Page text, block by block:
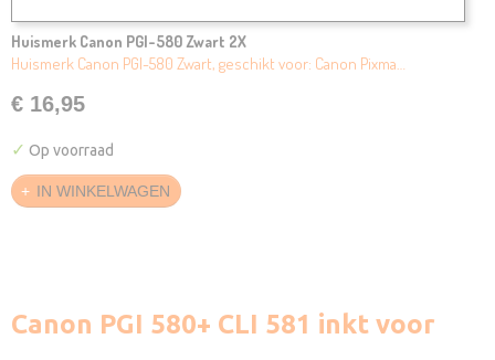
Huismerk Canon PGI-580 Zwart 2X
Huismerk Canon PGI-580 Zwart, geschikt voor: Canon Pixma…
€ 16,95
✓ Op voorraad
IN WINKELWAGEN
Canon PGI 580+ CLI 581 inkt voor